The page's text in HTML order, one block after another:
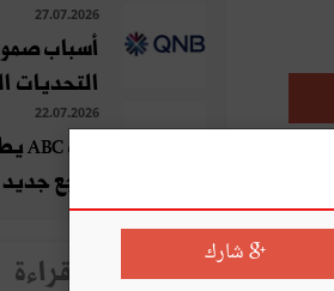
27.07.2026
أسباب
التحديات
22.07.2026
مرجع
الأخبار الأكثر قراءة
شارك